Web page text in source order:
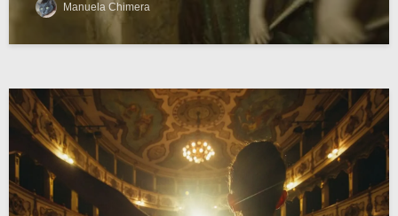
Manuela Chimera